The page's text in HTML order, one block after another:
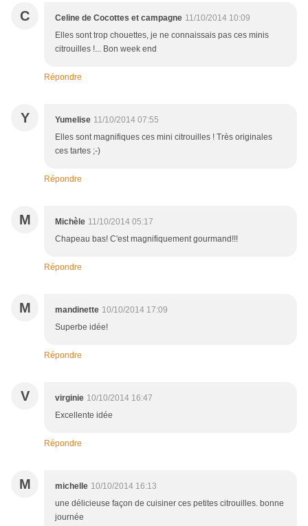
C Celine de Cocottes et campagne 11/10/2014 10:09
Elles sont trop chouettes, je ne connaissais pas ces minis
citrouilles !... Bon week end
Répondre
Y Yumelise 11/10/2014 07:55
Elles sont magnifiques ces mini citrouilles ! Très originales
ces tartes ;-)
Répondre
M Michèle 11/10/2014 05:17
Chapeau bas! C'est magnifiquement gourmand!!!
Répondre
M mandinette 10/10/2014 17:09
Superbe idée!
Répondre
V virginie 10/10/2014 16:47
Excellente idée
Répondre
M michelle 10/10/2014 16:13
une délicieuse façon de cuisiner ces petites citrouilles. bonne
journée